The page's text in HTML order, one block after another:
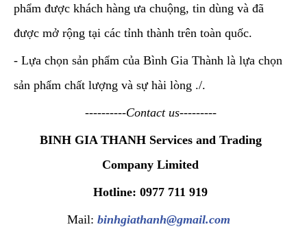
phẩm được khách hàng ưa chuộng, tin dùng và đã
được mở rộng tại các tỉnh thành trên toàn quốc.
- Lựa chọn sản phẩm của Bình Gia Thành là lựa chọn
sản phẩm chất lượng và sự hài lòng ./.
----------Contact us---------
BINH GIA THANH Services and Trading
Company Limited
Hotline: 0977 711 919
Mail:binhgiathanh@gmail.com